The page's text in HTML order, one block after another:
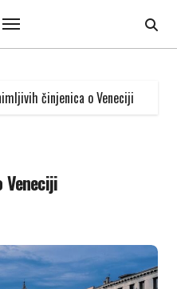
činjenica o Veneciji
Veneciji